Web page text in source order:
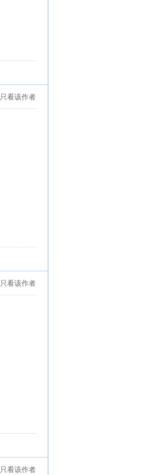
只看该作者
只看该作者
只看该作者